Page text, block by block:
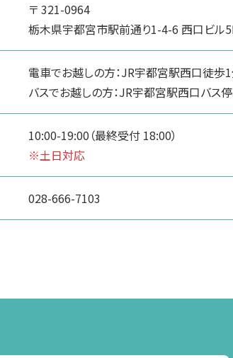
〒 321-0964
栃木県宇都宮市駅前通り1-4-6 西口ビル
電車でお越しの方：JR宇都宮駅西口徒歩
バスでお越しの方：JR宇都宮駅西口バス
10:00-19:00（最終受付 18:00）
※土日対応
028-666-7103